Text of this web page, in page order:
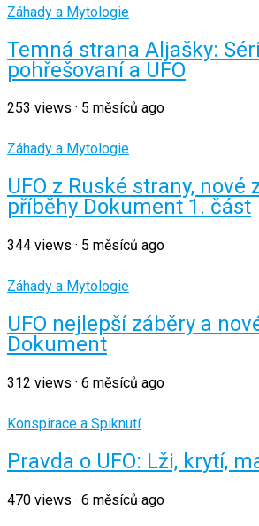
Záhady a Mytologie
Temná strana Aljašky:
pohřešovaní a UFO
253 views · 5 měsíců ago
Záhady a Mytologie
UFO z Ruské strany, nové
příběhy Dokument 1. část
344 views · 5 měsíců ago
Záhady a Mytologie
UFO nejlepší záběry a
Dokument
312 views · 6 měsíců ago
Konspirace a Spiknutí
Pravda o UFO: Lži, krytí,
470 views · 6 měsíců ago